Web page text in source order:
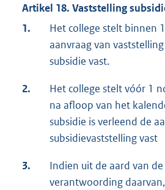
Artikel 18. Vaststelling
1.
Het college stelt binnen
aanvraag van
subsidie vast.
2.
Het college stelt vóór 1
na afloop van het
subsidie is verleend de
subsidievaststelling vast
3.
Indien uit de aard van
verantwoording